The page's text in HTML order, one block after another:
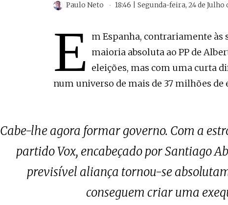
Paulo Neto 18:46 | Segunda-feira, 24 de Julho
E
m Espanha, contrariamente
maioria absoluta ao PP de
eleições, mas com uma curta
num universo de mais de 37 milhões de
Cabe-lhe agora formar governo. Com a
partido Vox, encabeçado por Santiago
previsível aliança tornou-se
conseguem criar uma